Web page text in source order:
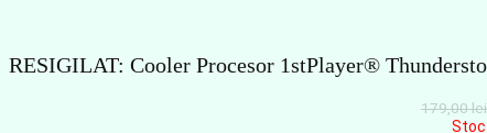
RESIGILAT: Cooler Procesor 1stPlayer®
179,00lei